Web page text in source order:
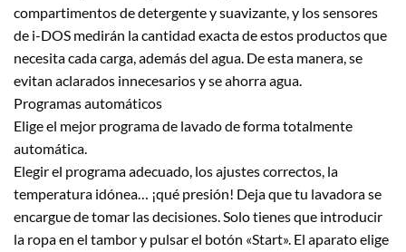
compartimentos de detergente y suavizante, y los sensores
de i-DOS medirán la cantidad exacta de estos productos que
necesita cada carga, además del agua. De esta manera, se
evitan aclarados innecesarios y se ahorra agua.
Programas automáticos
Elige el mejor programa de lavado de forma totalmente
automática.
Elegir el programa adecuado, los ajustes correctos, la
temperatura idónea… ¡qué presión! Deja que tu lavadora se
encargue de tomar las decisiones. Solo tienes que introducir
la ropa en el tambor y pulsar el botón «Start». El aparato elige